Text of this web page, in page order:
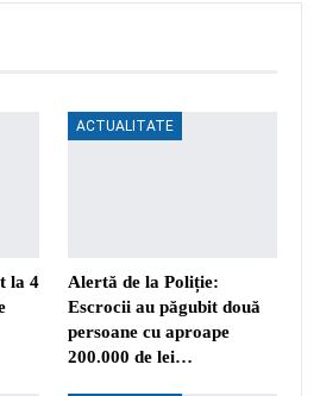
la 4
ACTUALITATE
Alertă de la Poliție:
Escrocii au păgubit două
persoane cu aproape
200.000 de lei…